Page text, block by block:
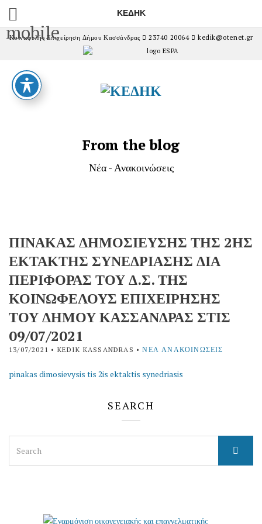
mobile
ΚΕΔΗΚ
Κοινωφελής Επιχείρηση Δήμου Κασσάνδρας 23740 20064 kedik@otenet.gr
From the blog
Νέα - Ανακοινώσεις
ΠΙΝΑΚΑΣ ΔΗΜΟΣΙΕΥΣΗΣ ΤΗΣ 2ΗΣ
ΕΚΤΑΚΤΗΣ ΣΥΝΕΔΡΙΑΣΗΣ ΔΙΑ
ΠΕΡΙΦΟΡΑΣ ΤΟΥ Δ.Σ. ΤΗΣ
ΚΟΙΝΩΦΕΛΟΥΣ ΕΠΙΧΕΙΡΗΣΗΣ
ΤΟΥ ΔΗΜΟΥ ΚΑΣΣΑΝΔΡΑΣ ΣΤΙΣ
09/07/2021
13/07/2021 • KEDIK KASSANDRAS •ΝΈΑ ΑΝΑΚΟΙΝΏΣΕΙΣ
pinakas dimosievysis tis 2is ektaktis synedriasis
SEARCH
for: